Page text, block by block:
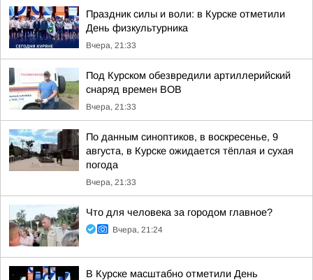
Праздник силы и воли: в Курске отметили
День физкультурника
Вчера, 21:33
Под Курском обезвредили артиллерийский
снаряд времен ВОВ
Вчера, 21:33
По данным синоптиков, в воскресенье, 9
августа, в Курске ожидается тёплая и сухая
погода
Вчера, 21:33
Что для человека за городом главное?
Вчера, 21:24
В Курске масштабно отметили День